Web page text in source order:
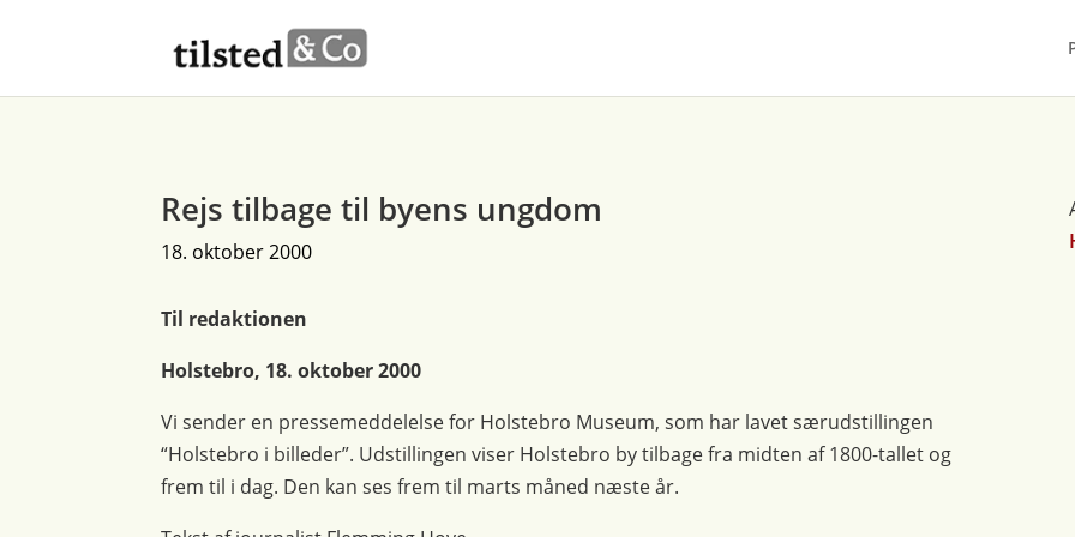
Rejs tilbage til byens ungdom
18. oktober 2000
Til redaktionen
Holstebro, 18. oktober 2000
Vi sender en pressemeddelelse for Holstebro Museum, som har lavet særudstillingen
“Holstebro i billeder”. Udstillingen viser Holstebro by tilbage fra midten af 1800-tallet og
frem til i dag. Den kan ses frem til marts måned næste år.